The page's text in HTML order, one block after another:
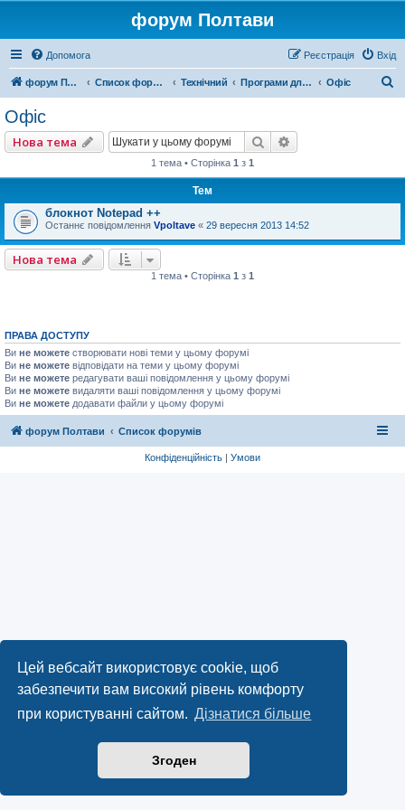
Цей вебсайт використовує cookie, щоб
забезпечити вам високий рівень комфорту
при користуванні сайтом. Дізнатися більше
Згоден
форум Полтави
Допомога Вхід
Реєстрація
форум Полтави Список форумів Технічний Програми для компютера Офіс
Офіс
Нова тема Пошук
1 тема • Сторінка 1 з 1
Тем
блокнот Notepad ++
Останнє повідомлення Vpoltave « 29 вересня 2013 14:52
Нова тема
1 тема • Сторінка 1 з 1
ПРАВА ДОСТУПУ
Ви не можете створювати нові теми у цьому форумі
Ви не можете відповідати на теми у цьому форумі
Ви не можете редагувати ваші повідомлення у цьому форумі
Ви не можете видаляти ваші повідомлення у цьому форумі
Ви не можете додавати файли у цьому форумі
форум Полтави Список форумів
Конфіденційність | Умови